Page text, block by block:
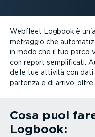
Webfleet Logbook è
me­traggio che
in modo che il tuo parco
con report sempli­ficati.
delle tue attività con dati
partenza e di arrivo,
Cosa puoi
Logbook: